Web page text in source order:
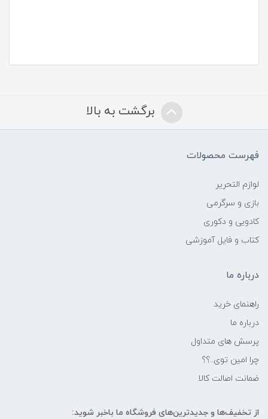
برگشت به بالا
فهرست محصولات
لوازم التحریر
بازی و سرگرمی
کادویی و دکوری
کتاب و فایل آموزشی
درباره ما
راهنمای خرید
درباره ما
پرسش های متداول
چرا امین توی..؟؟
ضمانت اصالت کالا
از تخفیف‌ها و جدیدترین‌های فروشگاه ما باخبر شوید: